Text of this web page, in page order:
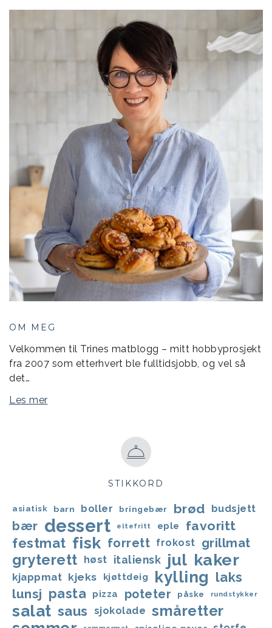
OM MEG
Velkommen til Trines matblogg – mitt hobbyprosjekt
fra 2007 som etterhvert ble fulltidsjobb, og vel så
det…
Les mer
STIKKORD
asiatisk barn boller bringebær brød budsjett
bær dessert eltefritt eple favoritt
festmat fisk forrett frokost grillmat
gryterett høst italiensk jul kaker
kjappmat kjeks kjøttdeig kylling laks
lunsj pasta pizza poteter påske rundstykker
salat saus sjokolade småretter